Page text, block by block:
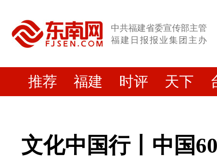
中共福建省委宣传部主管
福建日报报业集团主办
推荐 福建 时评 天下
文化中国行丨中国